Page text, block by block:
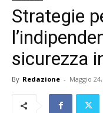
Strategie
sicurezza
By Redazione - Maggio